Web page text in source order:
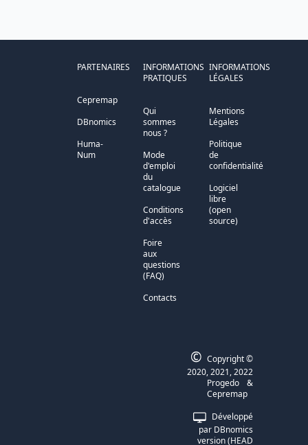
PARTENAIRES
Cepremap
DBnomics
Huma-
Num
INFORMATIONS
PRATIQUES
Qui
sommes
nous ?
Mode
d'emploi
du
catalogue
Conditions
d'accès
Foire
aux
questions
(FAQ)
Contacts
INFORMATIONS
LÉGALES
Mentions
Légales
Politique
de
confidentialité
Logiciel
libre
(open
source)
Développé
par DBnomics
version (HEAD
© Copyright ©
2020, 2021, 2022
Progedo
&
Cepremap